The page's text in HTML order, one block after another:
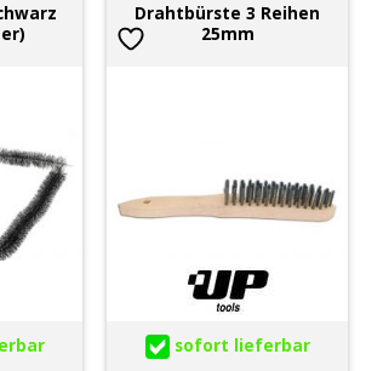
Drahtbürste 3 Reihen
25mm
sofort lieferbar